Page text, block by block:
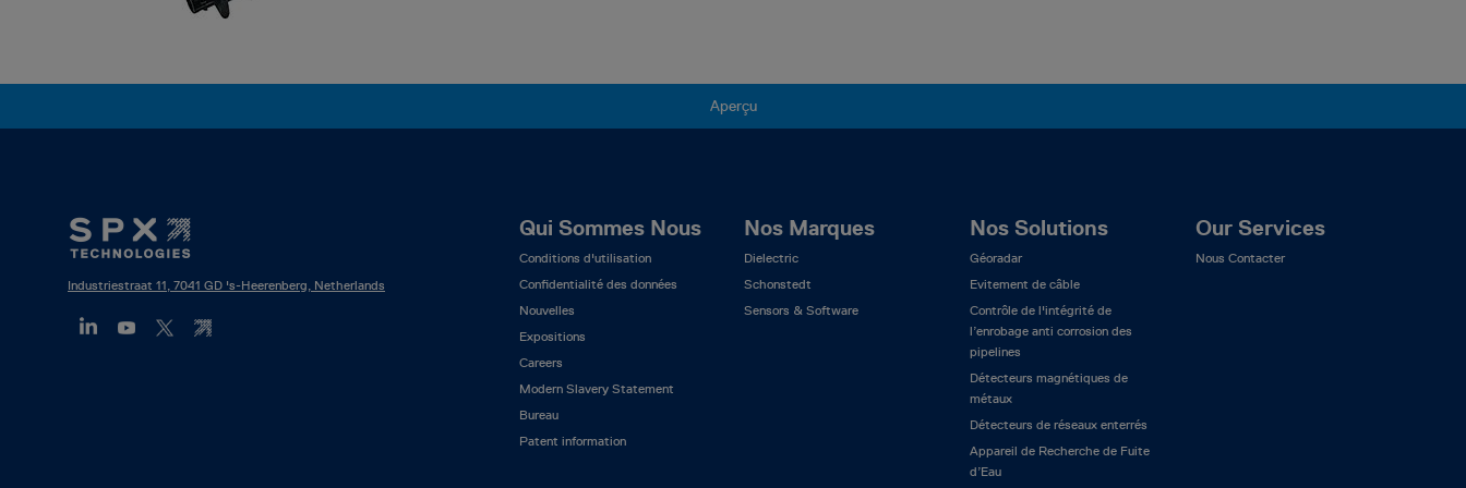
Aperçu
Industriestraat 11, 7041 GD 's-Heerenberg, Netherlands
Footer
Mega
Menu
(FR)
Qui Sommes Nous
Conditions d'utilisation
Confidentialité des données
Nouvelles
Expositions
Careers
Modern Slavery Statement
Bureau
Patent information
Nos Marques
Dielectric
Schonstedt
Sensors & Software
Nos Solutions
Géoradar
Evitement de câble
Contrôle de l'intégrité de
l’enrobage anti corrosion des
pipelines
Détecteurs magnétiques de
métaux
Détecteurs de réseaux enterrés
Appareil de Recherche de Fuite
d’Eau
Our Services
Nous Contacter